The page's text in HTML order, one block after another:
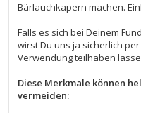
Bärlauchkapern machen.
Falls es sich bei Deinem
wirst Du uns ja sicherlich
Verwendung teilhaben
Diese Merkmale können
vermeiden: